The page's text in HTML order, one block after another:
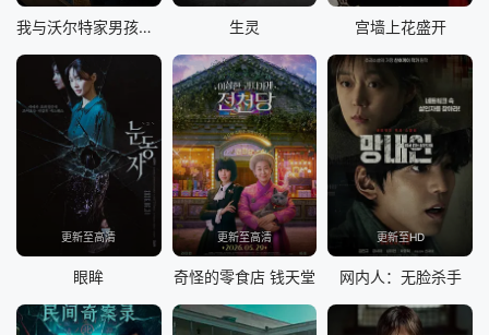
我与沃尔特家男孩的生活 第三季 生灵 宫墙上花盛开
更新至高清
眼眸
更新至高清
奇怪的零食店 钱天堂
更新至HD
网内人：无脸杀手